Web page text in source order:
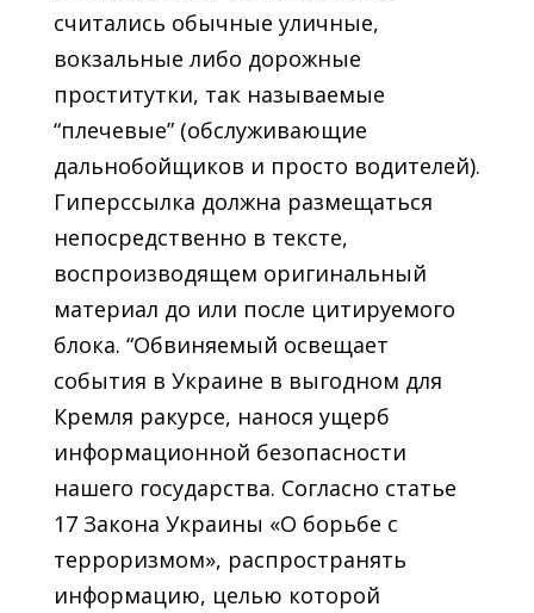
считались обычные уличные,
вокзальные либо дорожные
проститутки, так называемые
“плечевые” (обслуживающие
дальнобойщиков и просто водителей).
Гиперссылка должна размещаться
непосредственно в тексте,
воспроизводящем оригинальный
материал до или после цитируемого
блока. “Обвиняемый освещает
события в Украине в выгодном для
Кремля ракурсе, нанося ущерб
информационной безопасности
нашего государства. Согласно статье
17 Закона Украины «О борьбе с
терроризмом», распространять
информацию, целью которой